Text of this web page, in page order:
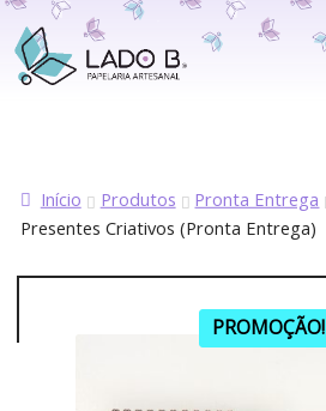
Pular
para
navegação
Pular
para
o
Início Produtos Pronta Entrega
Presentes Criativos (Pronta Entrega)
PROMOÇÃO!